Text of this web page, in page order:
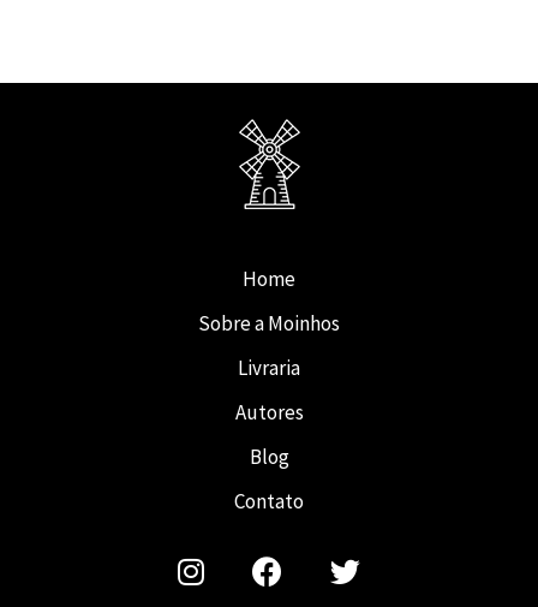
Home
Sobre a Moinhos
Livraria
Autores
Blog
Contato